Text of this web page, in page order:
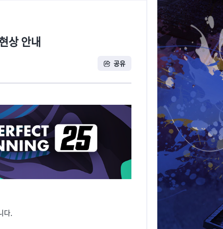
상 안내
공유
다.